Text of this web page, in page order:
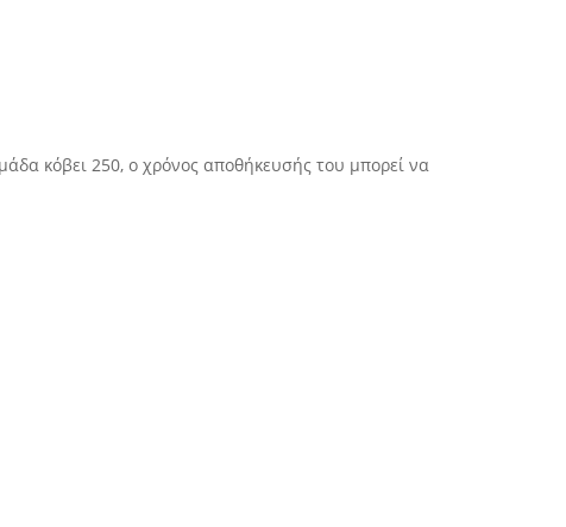
κόβει 250, ο χρόνος αποθήκευσής του μπορεί να